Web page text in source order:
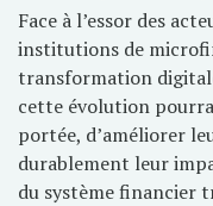
Face à l’essor des
institutions de
transformation
cette évolution
portée, d’améliorer
durablement leur
du système financier